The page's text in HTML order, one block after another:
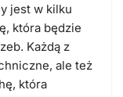
jest w kilku
która będzie
Każdą z
ale też
która